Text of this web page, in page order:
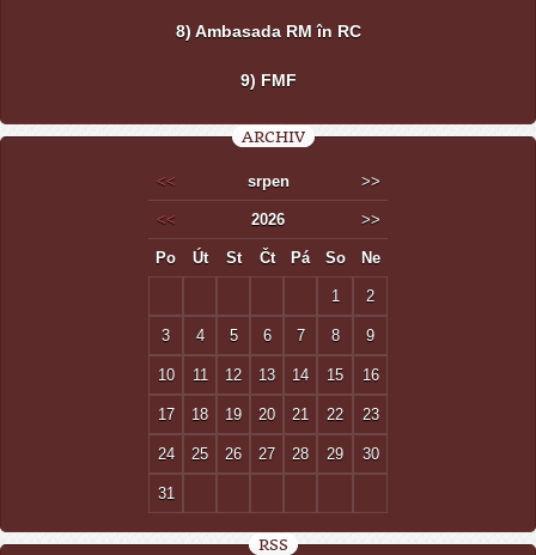
8) Ambasada RM în RC
9) FMF
ARCHIV
<< srpen >>
<< 2026 >>
Po Út St Čt Pá So Ne
1 2
3 4 5 6 7 8 9
10 11 12 13 14 15 16
17 18 19 20 21 22 23
24 25 26 27 28 29 30
31
RSS